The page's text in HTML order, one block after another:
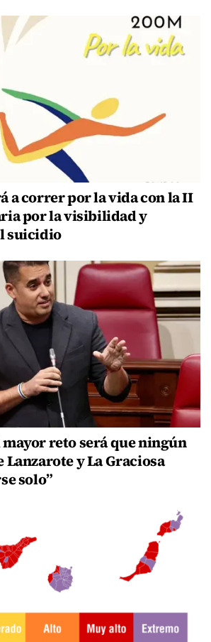
a correr por la vida con la II
por la visibilidad y
suicidio
reto será que ningún
Lanzarote y La Graciosa
solo”